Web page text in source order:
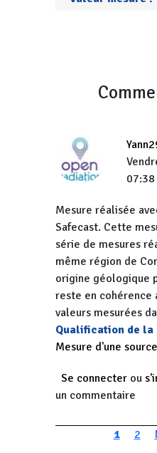
07:38
Mesure réalisée
Safecast. Cette
série de mesures
même région de
origine géologique
reste en cohérence
valeurs mesurées
Qualification de la
Mesure d'une source
Se connecter ou
un commentaire
PaginationPage
1 2